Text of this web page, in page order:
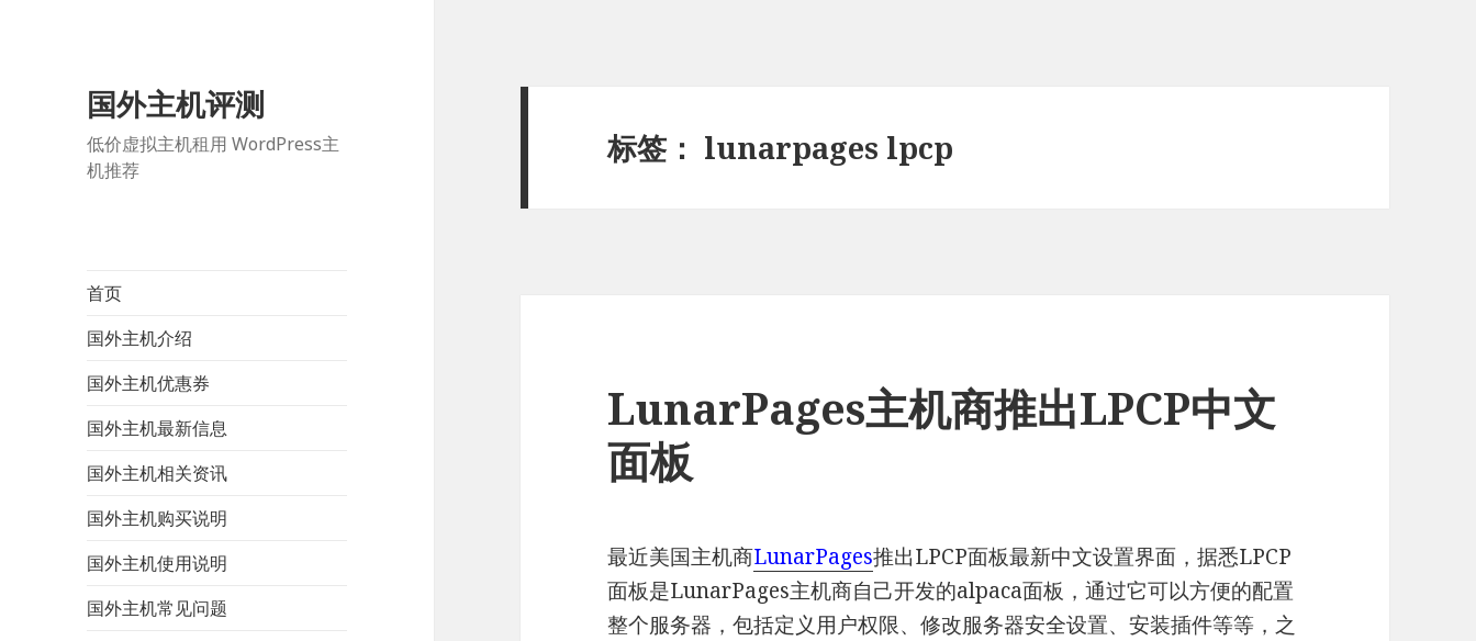
国外主机评测
低价虚拟主机租用 WordPress主
机推荐
首页
国外主机介绍
国外主机优惠券
国外主机最新信息
国外主机相关资讯
国外主机购买说明
国外主机使用说明
国外主机常见问题
标签： lunarpages lpcp
LunarPages主机商推出LPCP中文
面板
最近美国主机商LunarPages推出LPCP面板最新中文设置界面，据悉LPCP
面板是LunarPages主机商自己开发的alpaca面板，通过它可以方便的配置
整个服务器，包括定义用户权限、修改服务器安全设置、安装插件等等，之